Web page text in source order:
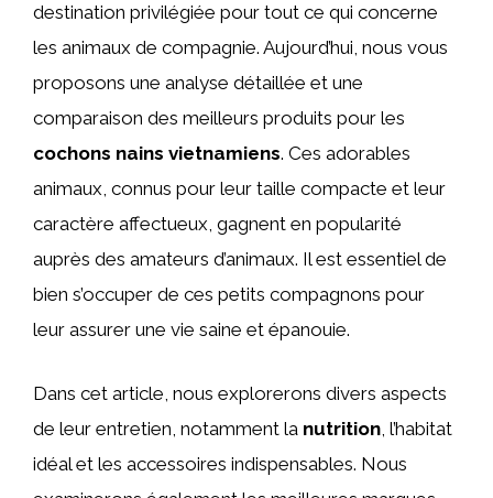
destination privilégiée pour tout ce qui concerne
les animaux de compagnie. Aujourd’hui, nous vous
proposons une analyse détaillée et une
comparaison des meilleurs produits pour les
cochons nains vietnamiens. Ces adorables
animaux, connus pour leur taille compacte et leur
caractère affectueux, gagnent en popularité
auprès des amateurs d’animaux. Il est essentiel de
bien s’occuper de ces petits compagnons pour
leur assurer une vie saine et épanouie.
Dans cet article, nous explorerons divers aspects
de leur entretien, notamment la nutrition , l’habitat
idéal et les accessoires indispensables. Nous